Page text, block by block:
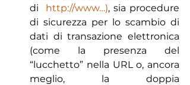
di http://www…), sia procedure
di sicurezza per lo scambio di
dati di transazione elettronica
(come la presenza del
“lucchetto” nella URL o, ancora
meglio, la doppia